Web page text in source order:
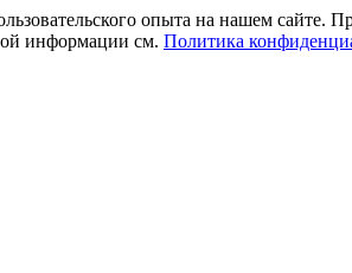
опыта на нашем сайте.
информации см. Политика